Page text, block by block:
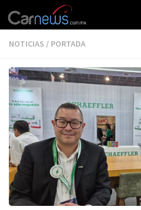
NOTICIAS / PORTADA